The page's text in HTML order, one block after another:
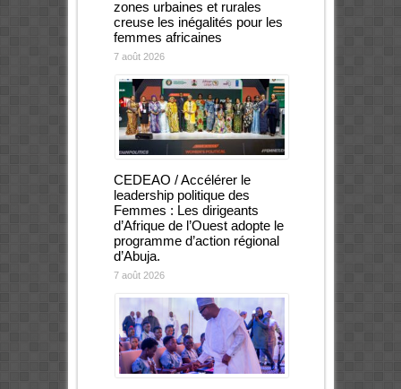
zones urbaines et rurales
creuse les inégalités pour les
femmes africaines
7 août 2026
CEDEAO / Accélérer le
leadership politique des
Femmes : Les dirigeants
d’Afrique de l’Ouest adopte le
programme d’action régional
d’Abuja.
7 août 2026